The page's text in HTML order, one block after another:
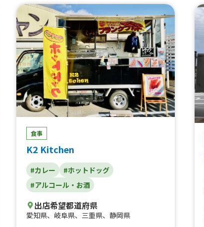
焙煎コーヒー (生クリームのせ)、コーヒー、
水だしコーヒー（コールドブリュー）、ホッ
トみるくココア、ホットみるくココア（生ク
リームのせ）、ノンアルコールビール、ビー
ル、サワー、ワイン（赤・白）、ホット梅
酒、ホットワイン(赤・白)、二日目のどて、
豚汁、キューバサンド、ソフトドリンク、甘
酒、燻製おつまみセット、揚げぎょうざセッ
ト、焼きそばとからあげ（２コ）セット、レ
アチーズケーキ、ふわふわたまごサンド、チ
ョコバナナ、ホットドッグ
食事
K2 Kitchen
#カレー
#ホットドッグ
#アルコール・お酒
出店希望都道府県
愛知県、 岐阜県、 三重県、 静岡県